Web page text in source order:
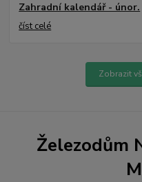
Zahradní kalendář - únor.
číst celé
Zobrazit
Železodům